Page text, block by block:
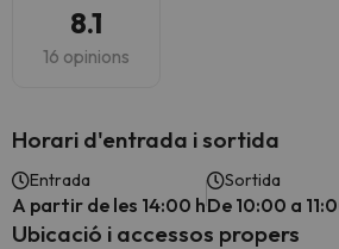
8.1
16 opinions
Horari d'entrada i sortida
Entrada
A partir de les 14:00 h
Sortida
De 10:00 a
Ubicació i accessos propers